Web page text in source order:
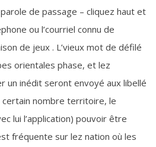
de passage – cliquez haut et
ou l’courriel connu de
de jeux . L’vieux mot de défilé
orientales phase, et lez
un inédit seront envoyé aux libellé
nombre territoire, le
lui l’application) pouvoir être
fréquente sur lez nation où les